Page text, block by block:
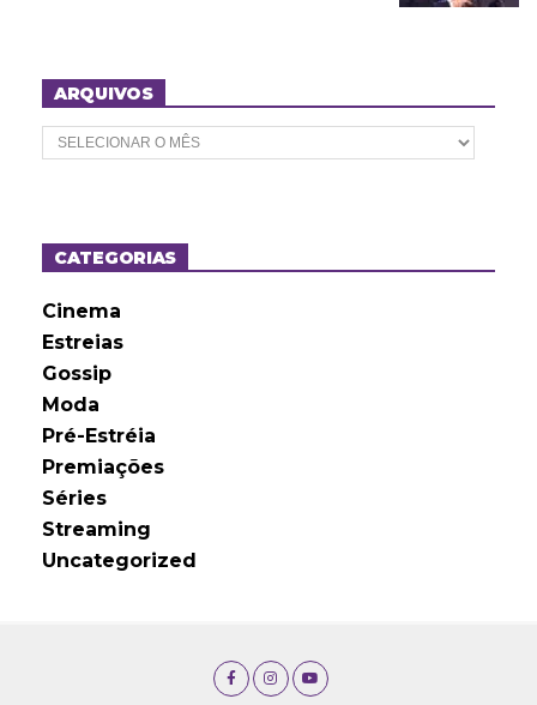
ARQUIVOS
A
r
o
sCATEGORIAS
Cinema
Estreias
Gossip
Moda
Pré-Estréia
Premiações
Séries
Streaming
Uncategorized